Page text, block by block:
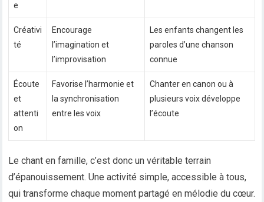
e
Créativi
té
Encourage
l’imagination et
l’improvisation
Les enfants changent les
paroles d’une chanson
connue
Écoute
et
attenti
on
Favorise l’harmonie et
la synchronisation
entre les voix
Chanter en canon ou à
plusieurs voix développe
l’écoute
Le chant en famille, c’est donc un véritable terrain
d’épanouissement. Une activité simple, accessible à tous,
qui transforme chaque moment partagé en mélodie du cœur.